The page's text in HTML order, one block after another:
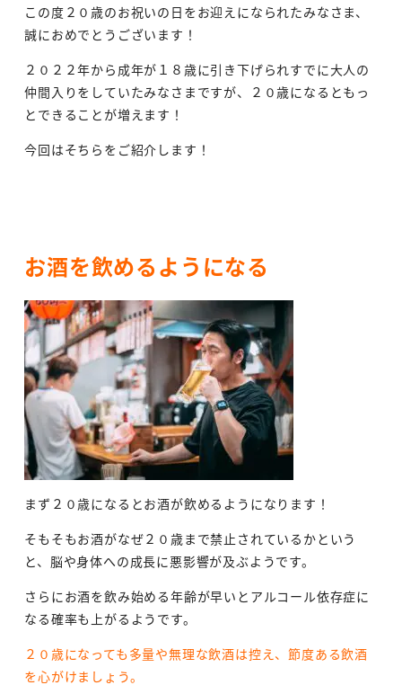
この度２０歳のお祝いの日をお迎えになられたみなさま、
誠におめでとうございます！
２０２２年から成年が１８歳に引き下げられすでに大人の
仲間入りをしていたみなさまですが、２０歳になるともっ
とできることが増えます！
今回はそちらをご紹介します！
お酒を飲めるようになる
まず２０歳になるとお酒が飲めるようになります！
そもそもお酒がなぜ２０歳まで禁止されているかという
と、脳や身体への成長に悪影響が及ぶようです。
さらにお酒を飲み始める年齢が早いとアルコール依存症に
なる確率も上がるようです。
２０歳になっても多量や無理な飲酒は控え、節度ある飲酒
を心がけましょう。